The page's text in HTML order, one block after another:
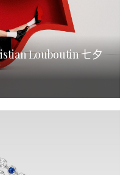
Louboutin 七夕